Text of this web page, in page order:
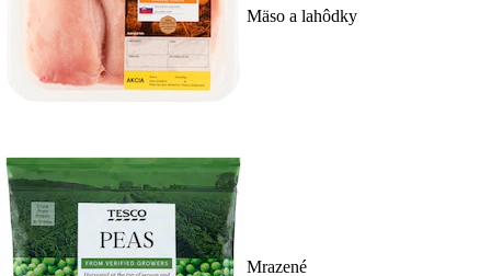
Mäso a lahôdky
Mrazené